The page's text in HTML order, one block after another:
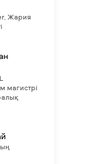
Жария
магистрі